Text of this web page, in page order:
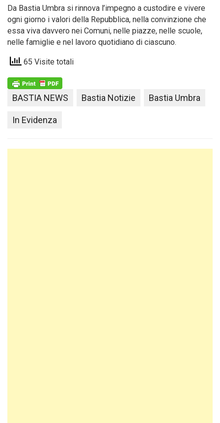
Da Bastia Umbra si rinnova l’impegno a custodire e vivere
ogni giorno i valori della Repubblica, nella convinzione che
essa viva davvero nei Comuni, nelle piazze, nelle scuole,
nelle famiglie e nel lavoro quotidiano di ciascuno.
65 Visite totali
BASTIA NEWS Bastia Notizie Bastia Umbra
In Evidenza